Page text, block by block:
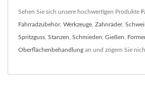
Sehen Sie sich unsere hochwertigen Produkte
Fahrradzubehör, Werkzeuge Zahnräder,
Spritzguss Stanzen Schmieden Gießen
Oberflächenbehandlung an und zögern Sie